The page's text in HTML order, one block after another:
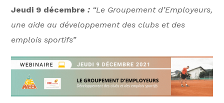
Jeudi 9 décembre: “Le Groupement d’Employeurs,
une aide au développement des clubs et des
emplois sportifs”